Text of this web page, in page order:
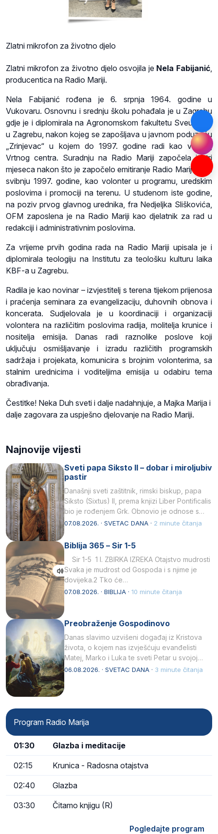
Zlatni mikrofon za životno djelo
Zlatni mikrofon za životno djelo osvojila je Nela Fabijanić
producentica na Radio Mariji.
Nela Fabijanić rođena je 6. srpnja 1964. godine u
Vukovaru. Osnovnu i srednju školu pohađala je u Zagrebu
gdje je i diplomirala na Agronomskom fakultetu Sveučilišta
u Zagrebu, nakon kojeg se zapošljava u javnom poduzeću
„Zrinjevac“ u kojem do 1997. godine radi kao voditelj
Vrtnog centra. Suradnju na Radio Mariji započela je tri
mjeseca nakon što je započelo emitiranje Radio Marije, tj. u
svibnju 1997. godine, kao volonter u programu, uredskim
poslovima i promociji na terenu. U studenom iste godine,
na poziv prvog glavnog urednika, fra Nedjeljka Sliškovića,
OFM zaposlena je na Radio Mariji kao djelatnik za rad u
redakciji i administrativnim poslovima.
Za vrijeme prvih godina rada na Radio Mariji upisala je i
diplomirala teologiju na Institutu za teološku kulturu laika
KBF-a u Zagrebu.
Radila je kao novinar – izvjestitelj s terena tijekom prijenosa
i praćenja seminara za evangelizaciju, duhovnih obnova i
koncerata. Sudjelovala je u koordinaciji i organizaciji
volontera na različitim poslovima radija, molitelja krunice i
nositelja emisija. Danas radi raznolike poslove koji
uključuju osmišljavanje i izradu različitih programskih
sadržaja i projekata, komunicira s brojnim volonterima, sa
stalnim urednicima i voditeljima emisija u odabiru tema
obrađivanja.
Čestitke! Neka Duh sveti i dalje nadahnjuje, a Majka Marija i
dalje zagovara za uspješno djelovanje na Radio Mariji.
Najnovije vijesti
Sveti papa Siksto II – dobar i miroljubiv
pastir
Današnji sveti zaštitnik, rimski biskup, papa
Siksto (Sixtus) II, prema knjizi Liber Pontificalis
bio je rođenjem Grk. Obnovio je odnose s
afričkim…
07.08.2026. · SVETAC DANA · 2 minute čitanja
Biblija 365 – Sir 1-5
Sir 1-5 1 I. ZBIRKA IZREKA Otajstvo mudrosti
Svaka je mudrost od Gospoda i s njime je
dovijeka.2 Tko će…
07.08.2026. · BIBLIJA · 10 minute čitanja
Preobraženje Gospodinovo
Danas slavimo uzvišeni događaj iz Kristova
života, o kojem nas izvješćuju evanđelisti
Matej, Marko i Luka te sveti Petar u svojoj
drugoj…
06.08.2026. · SVETAC DANA · 3 minute čitanja
Program Radio Marija
01:30 Glazba i meditacije
02:15 Krunica - Radosna otajstva
02:40 Glazba
03:30 Čitamo knjigu (R)
Pogledajte program